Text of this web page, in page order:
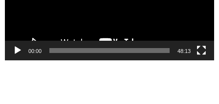
00:00 48:13